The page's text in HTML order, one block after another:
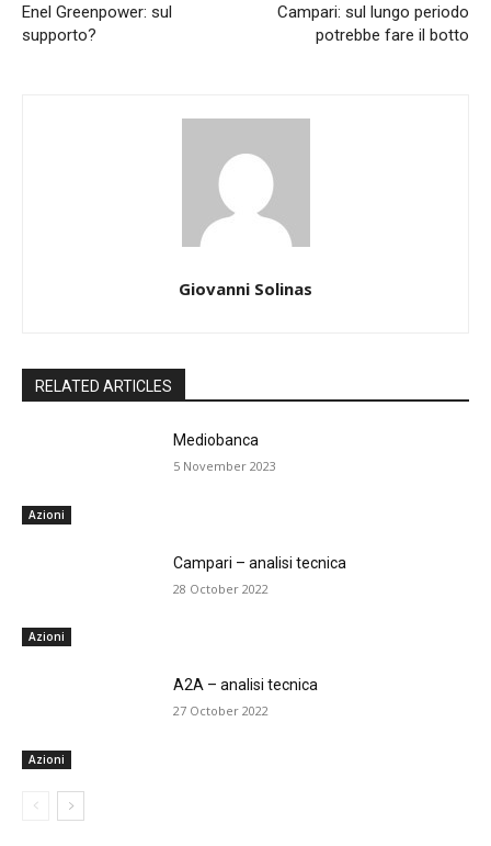
Enel Greenpower: sul
supporto?
Campari: sul lungo periodo
potrebbe fare il botto
Giovanni Solinas
RELATED ARTICLES
Azioni
Mediobanca
5 November 2023
Azioni
Campari – analisi tecnica
28 October 2022
Azioni
A2A – analisi tecnica
27 October 2022